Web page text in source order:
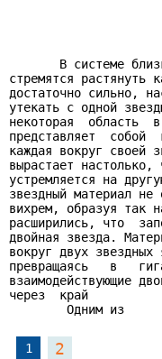
В системе
стремятся
достаточно сильно,
утекать с одной
некоторая  область
представляет  собой
каждая вокруг своей
вырастает
устремляется на
звездный материал
вихрем, образуя так
расширились, что
двойная звезда.
вокруг двух
превращаясь   в
взаимодействующие
через  край
        Одним из
1 2